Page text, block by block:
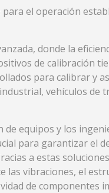
el operación
donde la
de calibración
para calibrar y
vehículos de
de equipos y los
para garantizar el
a estas
las vibraciones, el
de componentes